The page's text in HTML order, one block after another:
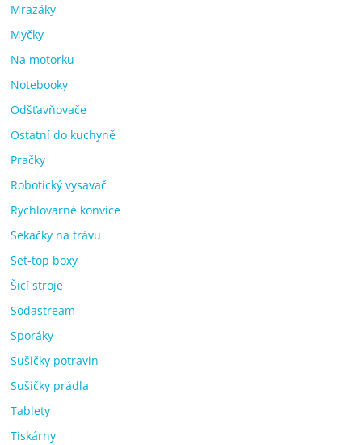
Mrazáky
Myčky
Na motorku
Notebooky
Odšťavňovače
Ostatní do kuchyně
Pračky
Robotický vysavač
Rychlovarné konvice
Sekačky na trávu
Set-top boxy
Šicí stroje
Sodastream
Sporáky
Sušičky potravin
Sušičky prádla
Tablety
Tiskárny